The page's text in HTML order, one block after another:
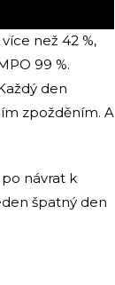
než 42 %,
99 %.
den
zpožděním. A
návrat k
špatný den